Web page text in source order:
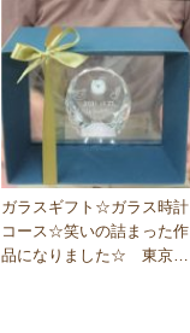
ガラスギフト☆ガラス時計
コース☆笑いの詰まった作
品になりました☆　東京銀